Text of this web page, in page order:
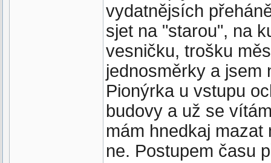
vydatnějsích
sjet na "starou", na
vesničku, trošku
jednosměrky a
Pionýrka u vstupu
budovy a už se
mám hnedkaj
ne. Postupem času